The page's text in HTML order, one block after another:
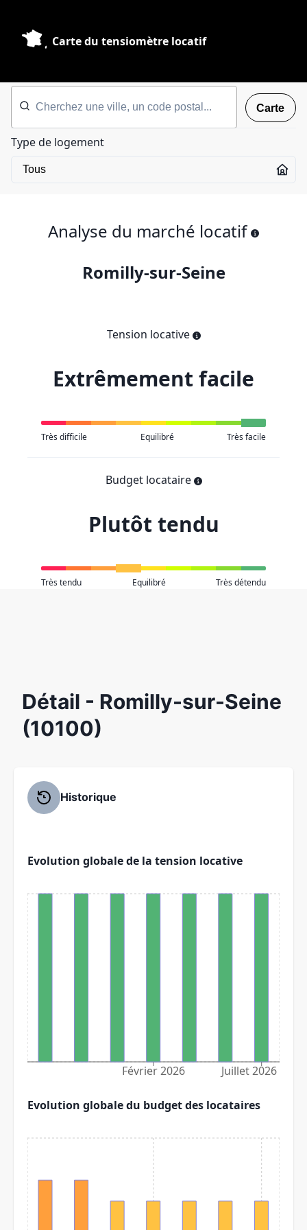
Carte du tensiomètre locatif
Carte
Type de logement
Analyse du marché locatif
Romilly-sur-Seine
Tension locative
Extrêmement facile
Très difficile Equilibré Très facile
Budget locataire
Plutôt tendu
Très tendu Equilibré Très détendu
Détail - Romilly-sur-Seine
(10100)
Historique
Evolution globale de la tension locative
Février 2026 Juillet 2026
Evolution globale du budget des locataires